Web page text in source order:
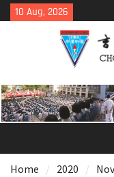
Skip
to
10 Aug, 2026
Home 2020